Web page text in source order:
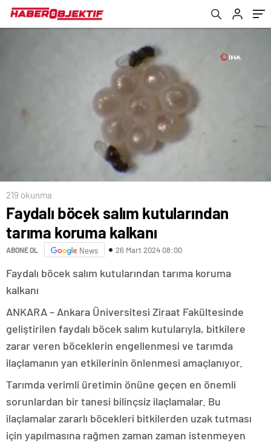
219 okunma
Faydalı böcek salım kutularından
tarıma koruma kalkanı
ABONE OL News 26 Mart 2024 08:00
Faydalı böcek salım kutularından tarıma koruma
kalkanı
ANKARA – Ankara Üniversitesi Ziraat Fakültesinde
geliştirilen faydalı böcek salım kutularıyla, bitkilere
zarar veren böceklerin engellenmesi ve tarımda
ilaçlamanın yan etkilerinin önlenmesi amaçlanıyor.
Tarımda verimli üretimin önüne geçen en önemli
sorunlardan bir tanesi bilinçsiz ilaçlamalar. Bu
ilaçlamalar zararlı böcekleri bitkilerden uzak tutması
için yapılmasına rağmen zaman zaman istenmeyen